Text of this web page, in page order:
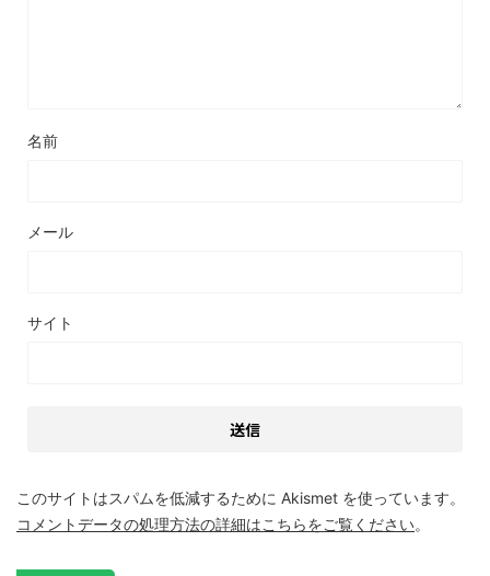
名前
メール
サイト
このサイトはスパムを低減するために Akismet を使っています。
コメントデータの処理方法の詳細はこちらをご覧ください。